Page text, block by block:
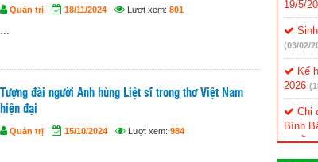
Quản trị 18/11/2024 Lượt xem: 801
...
Tượng đài người Anh hùng Liệt sĩ trong thơ Việt Nam
hiện đại
Quản trị 15/10/2024 Lượt xem: 984
19/5/
(03/02/
Kế
2026
Chi
Bình
truyền